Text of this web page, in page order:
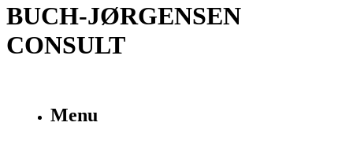
BUCH-JØRGENSEN
CONSULT
Menu